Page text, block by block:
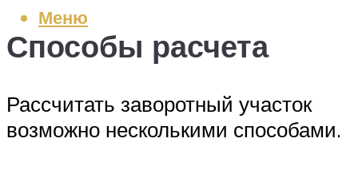
Меню
Способы расчета
Рассчитать заворотный участок
возможно несколькими способами.